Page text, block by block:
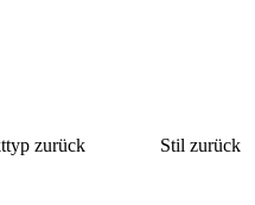
zurück
Stil zurück